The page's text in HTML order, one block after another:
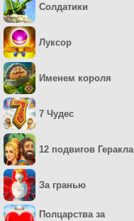
Солдатики
Луксор
Именем короля
7 Чудес
12 подвигов Геракла
За гранью
Полцарства за